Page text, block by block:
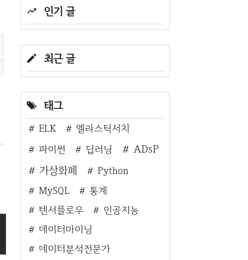
인기 글
최근 글
태그
ELK
엘라스틱서치
파이썬
딥러닝
ADsP
가상화폐
Python
MySQL
통계
텐서플로우
인공지능
데이터마이닝
데이터분석전문가